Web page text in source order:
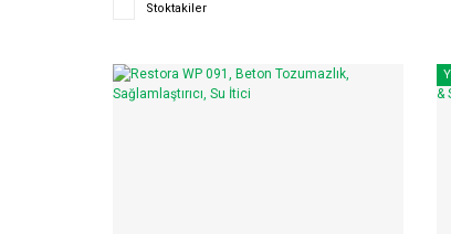
Stoktakiler